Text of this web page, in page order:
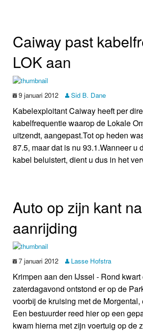
Caiway past
LOK aan
9 januari 2012 Sid B. Dane
Kabelexploitant Caiway heeft per
kabelfrequentie waarop de Lokale
uitzendt, aangepast.Tot op heden
87.5, maar dat is nu 93.1.Wanneer u
kabel beluistert, dient u dus in het
Auto op zijn kant na
aanrijding
7 januari 2012 Lasse Hofstra
Krimpen aan den IJssel - Rond kwart
zaterdagavond ontstond er op de
voorbij de kruising met de
Een bestuurder reed hier op een
kwam hierna met zijn voertuig op de